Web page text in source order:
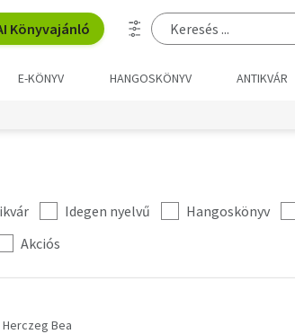
Könyvajánló
E-KÖNYV HANGOSKÖNYV ANTIKVÁR
Idegen nyelvű Hangoskönyv
Akciós
Herczeg Bea